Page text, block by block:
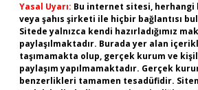
Yasal Uyarı: Bu internet sitesi, herhangi
veya şahıs şirketi ile hiçbir bağlantısı
Sitede yalnızca kendi hazırladığımız
paylaşılmaktadır. Burada yer alan
taşımamakta olup, gerçek kurum ve
paylaşım yapılmamaktadır. Gerçek
benzerlikleri tamamen tesadüfidir.